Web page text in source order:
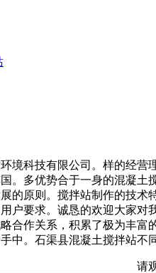
科技有限公司。样的经营
。多优势合于一身的混凝
的原则。搅拌站制作的技
户要求。诚恳的欢迎大家
合作关系，积累了极为丰
中。石渠县混凝土搅拌站不
请